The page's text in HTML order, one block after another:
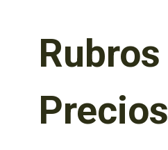
Rubros
Precios